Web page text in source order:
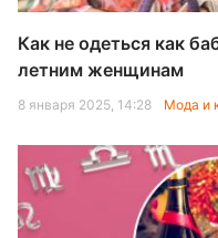
Как не одеться как
летним женщинам
8 января 2025, 14:28 Мода и